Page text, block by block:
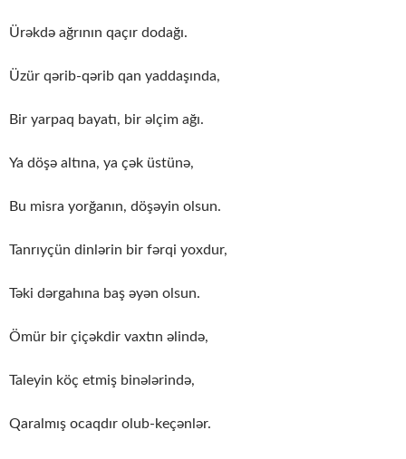
Ürəkdə ağrının qaçır dodağı.
Üzür qərib-qərib qan yaddaşında,
Bir yarpaq bayatı, bir əlçim ağı.
Ya döşə altına, ya çək üstünə,
Bu misra yorğanın, döşəyin olsun.
Tanrıyçün dinlərin bir fərqi yoxdur,
Təki dərgahına baş əyən olsun.
Ömür bir çiçəkdir vaxtın əlində,
Taleyin köç etmiş binələrində,
Qaralmış ocaqdır olub-keçənlər.